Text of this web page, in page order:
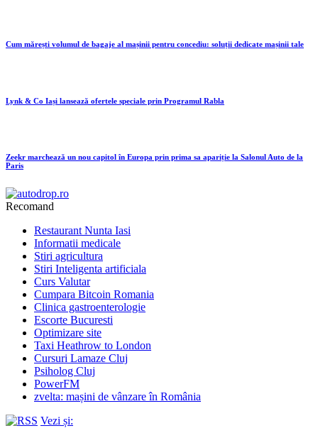
Cum mărești volumul de bagaje al mașinii pentru concediu: soluții dedicate mașinii tale
Lynk & Co Iași lansează ofertele speciale prin Programul Rabla
Zeekr marchează un nou capitol în Europa prin prima sa apariție la Salonul Auto de la
Paris
Recomand
Restaurant Nunta Iasi
Informatii medicale
Stiri agricultura
Stiri Inteligenta artificiala
Curs Valutar
Cumpara Bitcoin Romania
Clinica gastroenterologie
Escorte Bucuresti
Optimizare site
Taxi Heathrow to London
Cursuri Lamaze Cluj
Psiholog Cluj
PowerFM
zvelta: mașini de vânzare în România
Vezi și: